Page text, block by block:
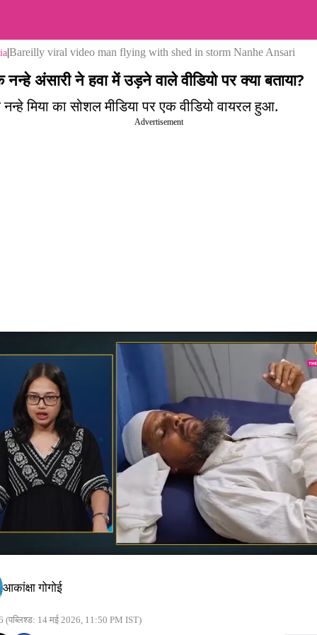
|Bareilly viral video man flying with shed in storm Nanhe Ansari
अंसारी ने हवा में उड़ने वाले वीडियो पर क्या बताया?
मिया का सोशल मीडिया पर एक वीडियो वायरल हुआ.
Advertisement
आकांक्षा गोगोई
(पब्लिश्ड: 14 मई 2026, 11:50 PM IST)